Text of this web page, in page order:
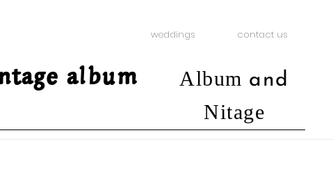
contact us
weddings
album Album and
Nitage